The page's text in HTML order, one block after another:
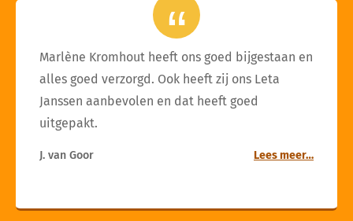
Marlène Kromhout heeft ons goed bijgestaan en
alles goed verzorgd. Ook heeft zij ons Leta
Janssen aanbevolen en dat heeft goed
uitgepakt.
J. van Goor Lees meer…